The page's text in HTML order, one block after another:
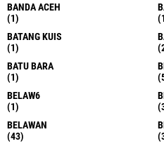
BANDA ACEH
(1)
BATANG KUIS
(1)
BATU BARA
(1)
BELAW6
(1)
BELAWAN
(43)